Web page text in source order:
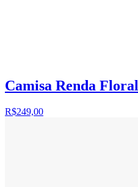
Camisa Renda Floral
R$249,00